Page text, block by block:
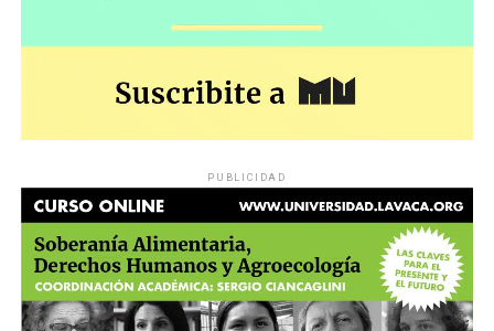
PUBLICIDAD